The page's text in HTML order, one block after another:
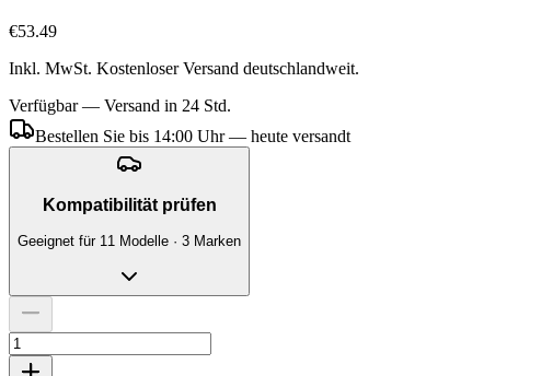
€53.49
Inkl. MwSt. Kostenloser Versand deutschlandweit.
Verfügbar — Versand in 24 Std.
Bestellen Sie bis 14:00 Uhr — heute versandt
Kompatibilität prüfen
Geeignet für 11 Modelle · 3 Marken